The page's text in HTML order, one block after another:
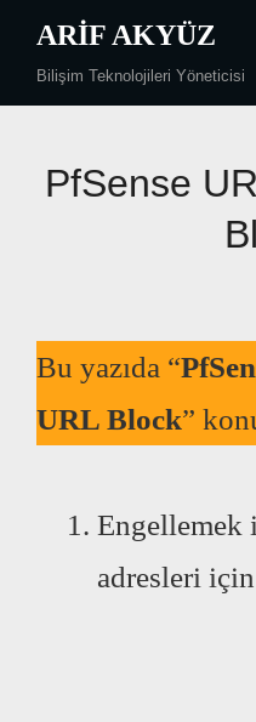
content
ARIF AKYÜZ
Bilişim Teknolojileri Yöneticisi
PfSense
Bu yazıda “
URL Block”
Engellemek
adresleri için